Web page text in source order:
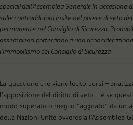
speciali dall’Assemblea Generale in occasione
sulle contraddizioni insite nel potere di veto
permanente nel Consiglio di Sicurezza.
assembleari porteranno a una
l’immobilismo del Consiglio di Sicurezza.
La questione che viene lecito porsi –
l’apposizione del diritto di veto – è se
modo superato o meglio “aggirato” da un
delle Nazioni Unite ovverosia l’Assemblea